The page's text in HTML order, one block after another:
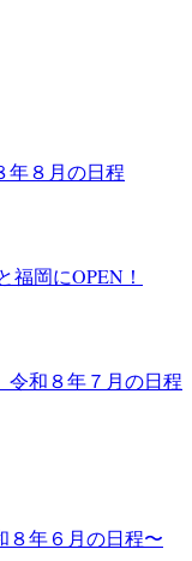
年８月の日程
福岡にOPEN！
令和８年７月の日程
８年６月の日程〜